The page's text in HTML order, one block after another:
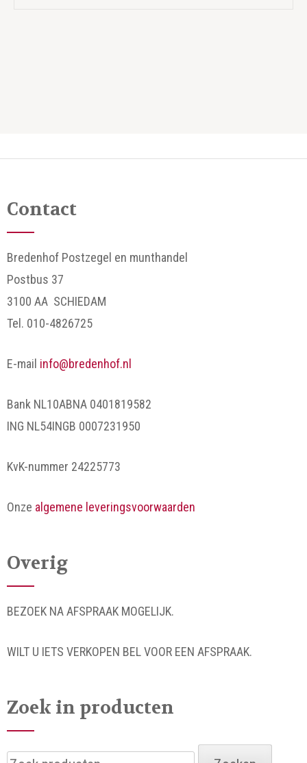
Contact
Bredenhof Postzegel en munthandel
Postbus 37
3100 AA SCHIEDAM
Tel. 010-4826725
E-mail info@bredenhof.nl
Bank NL10ABNA 0401819582
ING NL54INGB 0007231950
KvK-nummer 24225773
Onze algemene leveringsvoorwaarden
Overig
BEZOEK NA AFSPRAAK MOGELIJK.
WILT U IETS VERKOPEN BEL VOOR EEN AFSPRAAK.
Zoek in producten
Zoeken